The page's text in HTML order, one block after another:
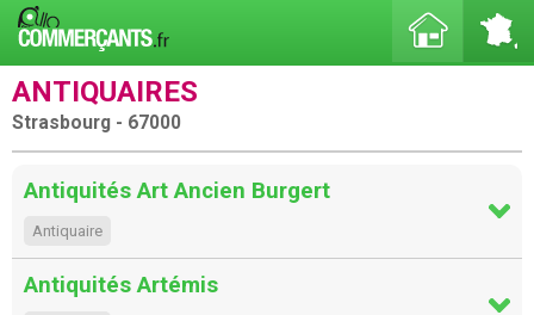
ANTIQUAIRES
Strasbourg - 67000
Antiquités Art Ancien Burgert
Antiquaire
Antiquités Artémis